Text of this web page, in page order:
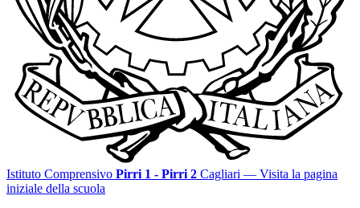
Istituto Comprensivo Pirri 1 - Pirri 2 Cagliari — Visita la pagina
iniziale della scuola